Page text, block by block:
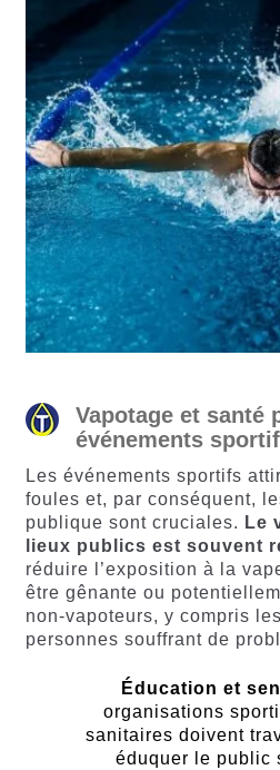
Vapotage et santé
événements
Les événements sportifs
foules et, par conséquent,
publique sont cruciales. Le
lieux publics est souvent
réduire l’exposition à la
être gênante ou
non-vapoteurs, y compris
personnes souffrant de
Éducation et
organisations
sanitaires doivent
éduquer le public